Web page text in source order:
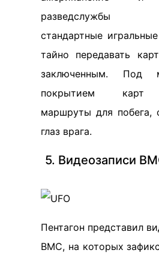
разведслужбы
стандартные
тайно передавать
заключенным. Под
покрытием карт
маршруты для побега,
глаз врага.
5. Видеозаписи
Пентагон представил
ВМС, на которых